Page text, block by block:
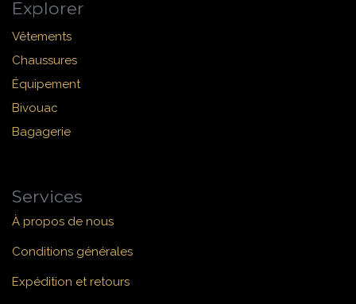
Explorer
Vêtements
Chaussures
Équipement
Bivouac
Bagagerie
Services
À propos de nous
Conditions générales
Expédition et retours